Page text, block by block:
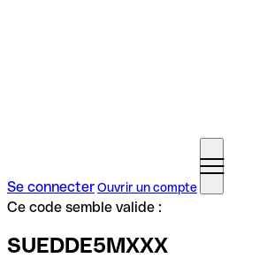
Se connecterOuvrir un compte
Ce code semble valide :
SUEDDE5MXXX